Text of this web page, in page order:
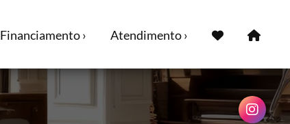
Financiamento › Atendimento ›